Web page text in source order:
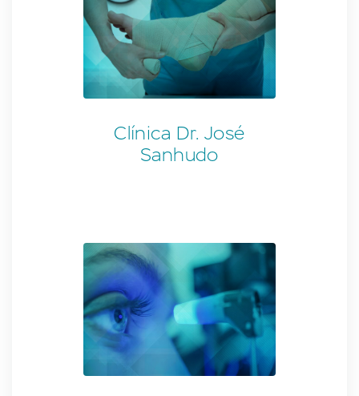
Clínica Dr. José
Sanhudo